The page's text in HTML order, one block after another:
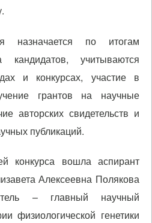
назначается по итогам
кандидатов, учитываются
и конкурсах, участие в
грантов на научные
авторских свидетельств и
публикаций.
конкурса вошла аспирант
Алексеевна Полякова
– главный научный
физиологической генетики